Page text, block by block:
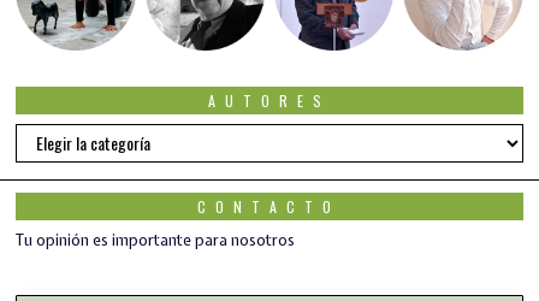
AUTORES
Autores
CONTACTO
Tu opinión es importante para nosotros